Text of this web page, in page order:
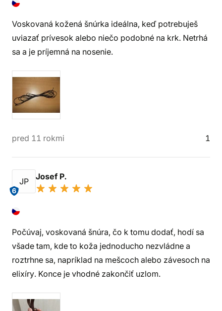
Voskovaná kožená šnúrka ideálna, keď potrebuješ
uviazať prívesok alebo niečo podobné na krk. Netrhá
sa a je príjemná na nosenie.
pred 11 rokmi 1
JP
6
Josef P.
Počúvaj, voskovaná šnúra, čo k tomu dodať, hodí sa
všade tam, kde to koža jednoducho nezvládne a
roztrhne sa, napríklad na mešcoch alebo závesoch na
elixíry. Konce je vhodné zakončiť uzlom.